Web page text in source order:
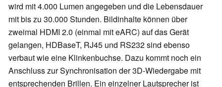
wird mit 4.000 Lumen angegeben und die Lebensdauer
mit bis zu 30.000 Stunden. Bildinhalte können über
zweimal HDMI 2.0 (einmal mit eARC) auf das Gerät
gelangen, HDBaseT, RJ45 und RS232 sind ebenso
verbaut wie eine Klinkenbuchse. Dazu kommt noch ein
Anschluss zur Synchronisation der 3D-Wiedergabe mit
entsprechenden Brillen. Ein einzelner Lautsprecher ist